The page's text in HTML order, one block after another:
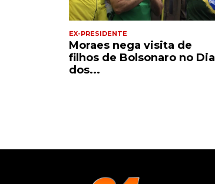
EX-PRESIDENTE
Moraes nega visita de
filhos de Bolsonaro no Dia
dos...